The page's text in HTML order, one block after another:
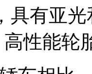
具有亚
高性能轮